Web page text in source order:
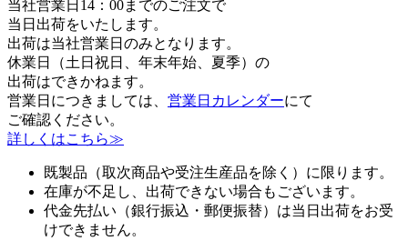
当社営業日14：00までのご注文で
当日出荷をいたします。
出荷は当社営業日のみとなります。
休業日（土日祝日、年末年始、夏季）の
出荷はできかねます。
営業日につきましては、 営業日カレンダーにて
ご確認ください。
詳しくはこちら≫
既製品（取次商品や受注生産品を除く）に限ります。
在庫が不足し、出荷できない場合もございます。
代金先払い（銀行振込・郵便振替）は当日出荷をお受
けできません。